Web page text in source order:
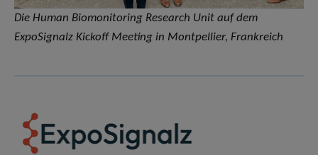
Die Human Biomonitoring Research Unit auf dem
ExpoSignalz Kickoff Meeting in Montpellier, Frankreich